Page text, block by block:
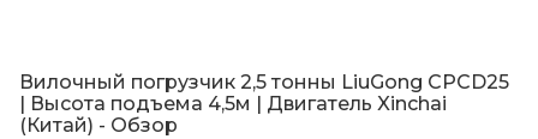
Вилочный погрузчик 2,5 тонны LiuGong CPCD25
| Высота подъема 4,5м | Двигатель Xinchai
(Китай) - Обзор